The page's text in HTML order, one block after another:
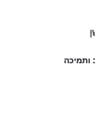
ותמיכה